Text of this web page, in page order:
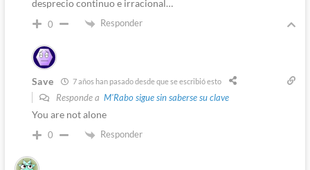
desprecio continuo e irracional…
0 Responder
Save 7 años han pasado desde que se escribió esto
Responde a M'Rabo sigue sin saberse su clave
You are not alone
0 Responder